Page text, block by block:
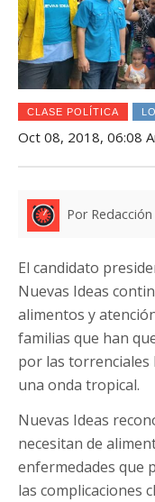
CLASE POLÍTICA
Oct 08, 2018, 06:08
Por Redacción
El candidato
Nuevas Ideas
alimentos y
familias que han
por las torrenciales
una onda tropical.
Nuevas Ideas
necesitan de
enfermedades que
las complicaciones